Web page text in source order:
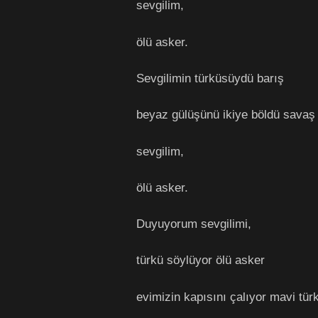
sevgilim,
ölü asker.
Sevgilimin türküsüydü barış
beyaz gülüşünü ikiye böldü savaş
sevgilim,
ölü asker.
Duyuyorum sevgilimi,
türkü söylüyor ölü asker
evimizin kapısını çalıyor mavi